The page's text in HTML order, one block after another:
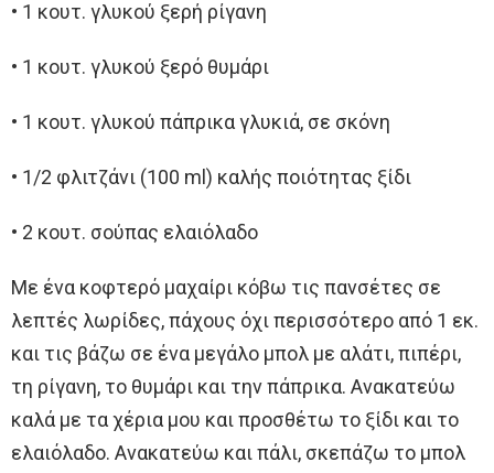
• 1 κουτ. γλυκού ξερή ρίγανη
• 1 κουτ. γλυκού ξερό θυμάρι
• 1 κουτ. γλυκού πάπρικα γλυκιά, σε σκόνη
• 1/2 φλιτζάνι (100 ml) καλής ποιότητας ξίδι
• 2 κουτ. σούπας ελαιόλαδο
Με ένα κοφτερό μαχαίρι κόβω τις πανσέτες σε
λεπτές λωρίδες, πάχους όχι περισσότερο από 1 εκ.
και τις βάζω σε ένα μεγάλο μπολ με αλάτι, πιπέρι,
τη ρίγανη, το θυμάρι και την πάπρικα. Ανακατεύω
καλά με τα χέρια μου και προσθέτω το ξίδι και το
ελαιόλαδο. Ανακατεύω και πάλι, σκεπάζω το μπολ